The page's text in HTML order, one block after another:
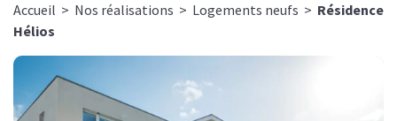
Accueil > Nos réalisations > Logements neufs > Résidence
Hélios